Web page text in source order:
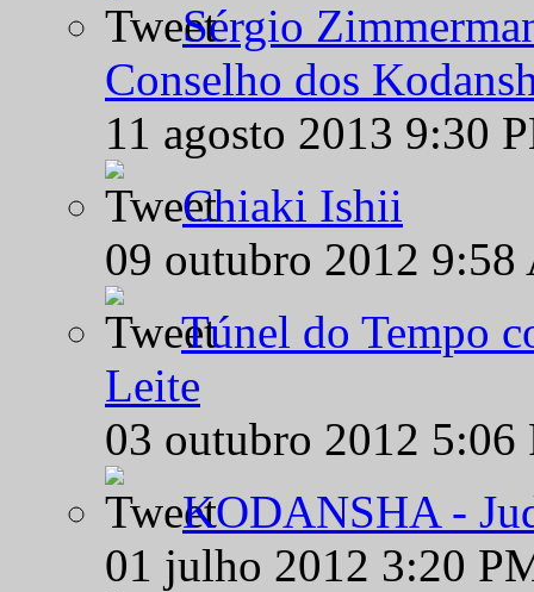
Sérgio
Conselho dos
11 agosto 2013 9:30
Chiaki Ishii
09 outubro 2012
Túnel do Tempo
Leite
03 outubro 2012
KODANSHA -
01 julho 2012 3:20